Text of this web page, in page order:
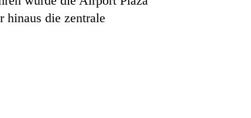
hinaus die zentrale